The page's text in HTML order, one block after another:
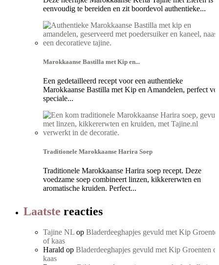
eenvoudig te bereiden en zit boordevol authentieke...
Marokkaanse Bastilla met Kip en...
Een gedetailleerd recept voor een authentieke
Marokkaanse Bastilla met Kip en Amandelen, perfect
speciale...
Traditionele Marokkaanse Harira Soep
Traditionele Marokkaanse Harira soep recept. Deze
voedzame soep combineert linzen, kikkererwten en
aromatische kruiden. Perfect...
Laatste reacties
Tajine NL op Bladerdeeghapjes gevuld met Kip
of kaas
Harald op Bladerdeeghapjes gevuld met Kip Groenten of
kaas